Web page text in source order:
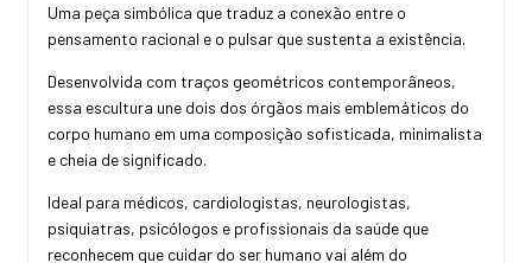
Uma peça simbólica que traduz a conexão entre o
pensamento racional e o pulsar que sustenta a existência.
Desenvolvida com traços geométricos contemporâneos,
essa escultura une dois dos órgãos mais emblemáticos do
corpo humano em uma composição sofisticada, minimalista
e cheia de significado.
Ideal para médicos, cardiologistas, neurologistas,
psiquiatras, psicólogos e profissionais da saúde que
reconhecem que cuidar do ser humano vai além do